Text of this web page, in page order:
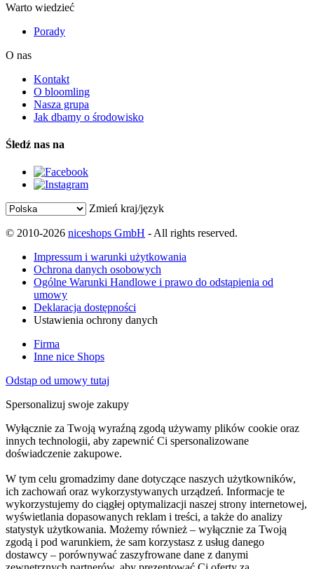
Warto wiedzieć
Porady
O nas
Kontakt
O bloomling
Nasza grupa
Jak dbamy o środowisko
Śledź nas na
Zmień kraj/język
© 2010-2026 niceshops GmbH - All rights reserved.
Impressum i warunki użytkowania
Ochrona danych osobowych
Ogólne Warunki Handlowe i prawo do odstąpienia od
umowy
Deklaracja dostępności
Ustawienia ochrony danych
Firma
Inne nice Shops
Odstąp od umowy tutaj
Spersonalizuj swoje zakupy
Wyłącznie za Twoją wyraźną zgodą używamy plików cookie oraz
innych technologii, aby zapewnić Ci spersonalizowane
doświadczenie zakupowe.
W tym celu gromadzimy dane dotyczące naszych użytkowników,
ich zachowań oraz wykorzystywanych urządzeń. Informacje te
wykorzystujemy do ciągłej optymalizacji naszej strony internetowej,
wyświetlania dopasowanych reklam i treści, a także do analizy
statystyk użytkowania. Możemy również – wyłącznie za Twoją
zgodą i pod warunkiem, że sam korzystasz z usług danego
dostawcy – porównywać zaszyfrowane dane z danymi